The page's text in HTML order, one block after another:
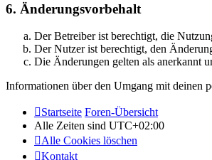
6. Änderungsvorbehalt
Der Betreiber ist berechtigt, die
Der Nutzer ist berechtigt, den
Die Änderungen gelten als anerkannt
Informationen über den Umgang mit deinen
Startseite Foren-Übersicht
Alle Zeiten sind UTC+02:00
Alle Cookies löschen
Kontakt